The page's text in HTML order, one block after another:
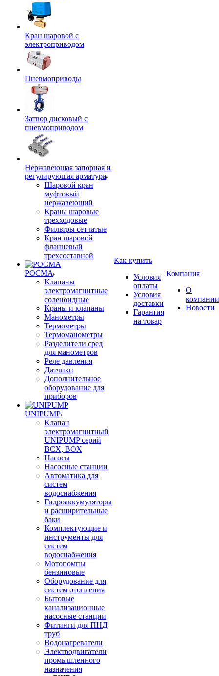
Кран шаровой с
электроприводом
Пневмоприводы
Затвор дисковый с
пневмоприводом
Нержавеющая запорная и
регулирующая арматура
Шаровой кран
муфтовый
нержавеющий
Краны шаровые
трехходовые
Фильтры сетчатые
Кран шаровой
фланцевый
трехсоставной
РОСМА
Клапаны
электромагнитные
соленоидные
Краны и клапаны
Манометры
Термометры
Термоманометры
Разделители сред
для манометров
Реле давления
Датчики
Дополнительное
оборудование для
приборов
UNIPUMP
Клапан
электромагнитный
UNIPUMP серий
BCX, BOX
Насосы
Насосные станции
Автоматика для
систем
водоснабжения
Гидроаккумуляторы
и расширительные
баки
Комплектующие и
инструменты для
систем
водоснабжения
Мотопомпы
бензиновые
Оборудование для
систем отопления
Бытовые
канализационные
насосные станции
Фитинги для ПНД
труб
Водонагреватели
Электродвигатели
промышленного
назначения
Как купить
Условия
оплаты
Условия
доставки
Гарантия
на товар
Компания
О
компании
Новости